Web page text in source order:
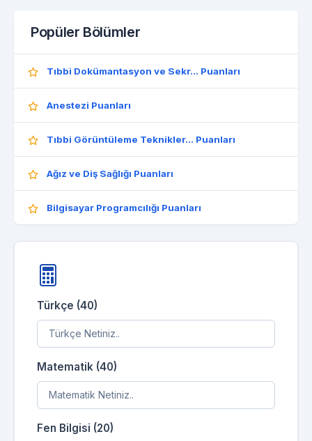
Popüler Bölümler
Tıbbi Dokümantasyon ve Sekr... Puanları
Anestezi Puanları
Tıbbi Görüntüleme Teknikler... Puanları
Ağız ve Diş Sağlığı Puanları
Bilgisayar Programcılığı Puanları
Türkçe (40)
Matematik (40)
Fen Bilgisi (20)